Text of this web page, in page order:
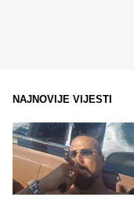
NAJNOVIJE VIJESTI